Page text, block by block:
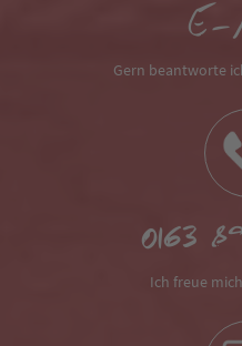
Gern beantworte
0163
Ich freue